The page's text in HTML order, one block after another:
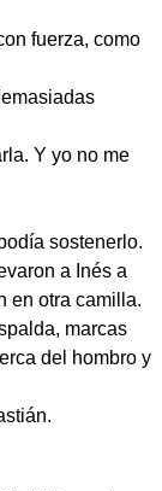
fuerza, como
Y yo no me
sostenerlo.
a Inés a
en otra camilla.
marcas
del hombro y